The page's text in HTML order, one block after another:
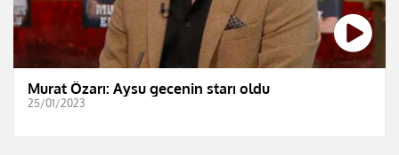
Murat Özarı: Aysu gecenin starı oldu
25/01/2023